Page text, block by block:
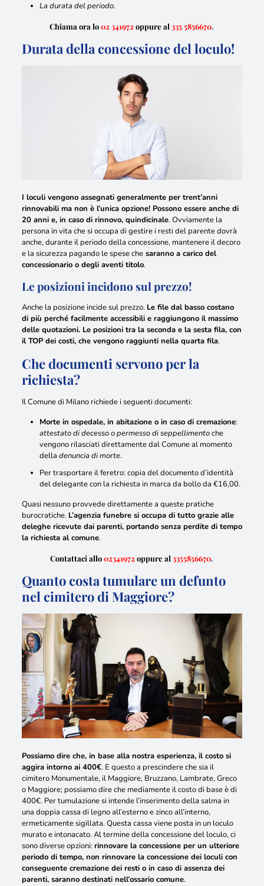
La durata del periodo.
Chiama ora lo02 341972oppure al335 5856670.
Durata della concessione del loculo!
I loculi vengono assegnati generalmente per trent’anni
rinnovabili ma non è l’unica opzione! Possono essere anche di
20 anni e, in caso di rinnovo, quindicinale. Ovviamente la
persona in vita che si occupa di gestire i resti del parente dovrà
anche, durante il periodo della concessione, mantenere il decoro
e la sicurezza pagando le spese chesaranno a carico del
concessionario o degli aventi titolo.
Le posizioni incidono sul prezzo!
Anche la posizione incide sul prezzo. Le file dal basso costano
di più perché facilmente accessibili e raggiungono il massimo
delle quotazioni. Le posizioni tra la seconda e la sesta fila, con
il TOP dei costi, che vengono raggiunti nella quarta fila.
Che documenti servono per la
richiesta?
Il Comune di Milano richiede i seguenti documenti:
Morte in ospedale, in abitazione o in caso di cremazione:
attestato di decesso o permesso di seppellimentoche
vengono rilasciati direttamente dal Comune al momento
della denuncia di morte.
Per trasportare il feretro:copia del documento d’identità
del delegante con la richiesta in marca da bollo da €16,00.
Quasi nessuno provvede direttamente a queste pratiche
burocratiche. L’agenzia funebre si occupa di tutto grazie alle
deleghe ricevute dai parenti, portando senza perdite di tempo
la richiesta al comune.
Contattaci allo 02341972oppure al 3355856670.
Quanto costa tumulare un defunto
nel cimitero di Maggiore?
Possiamo dire che, in base alla nostra esperienza, il costo si
aggira intorno ai 400€. E questo a prescindere che sia il
cimitero Monumentale, il Maggiore, Bruzzano, Lambrate, Greco
o Maggiore; possiamo dire che mediamente il costo di base è di
400€. Per tumulazione si intende l’inserimento della salma in
una doppia cassa di legno all’esterno e zinco all’interno,
ermeticamente sigillata. Questa cassa viene posta in un loculo
murato e intonacato. Al termine della concessione del loculo, ci
sono diverse opzioni:rinnovare la concessione per un ulteriore
periodo di tempo, non rinnovare la concessione dei loculi con
conseguente cremazione dei resti o in caso di assenza dei
parenti, saranno destinati nell’ossario comune.